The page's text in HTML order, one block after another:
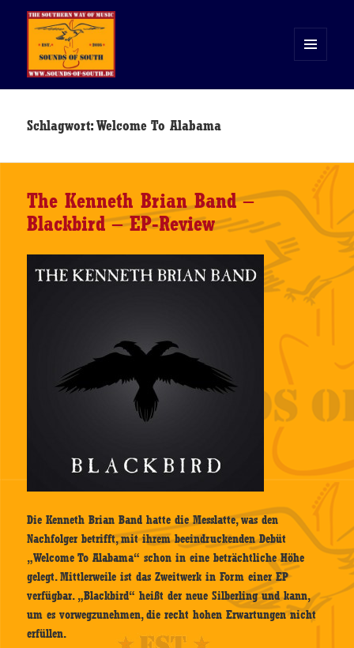
WIDGETS
Schlagwort:Welcome To Alabama
The Kenneth Brian Band –
Blackbird – EP-Review
Die Kenneth Brian Band hatte die Messlatte, was den
Nachfolger betrifft, mit ihrem beeindruckenden Debüt
„Welcome To Alabama“ schon in eine beträchtliche Höhe
gelegt. Mittlerweile ist das Zweitwerk in Form einer EP
verfügbar. „Blackbird“ heißt der neue Silberling und kann,
um es vorwegzunehmen, die recht hohen Erwartungen nicht
erfüllen.